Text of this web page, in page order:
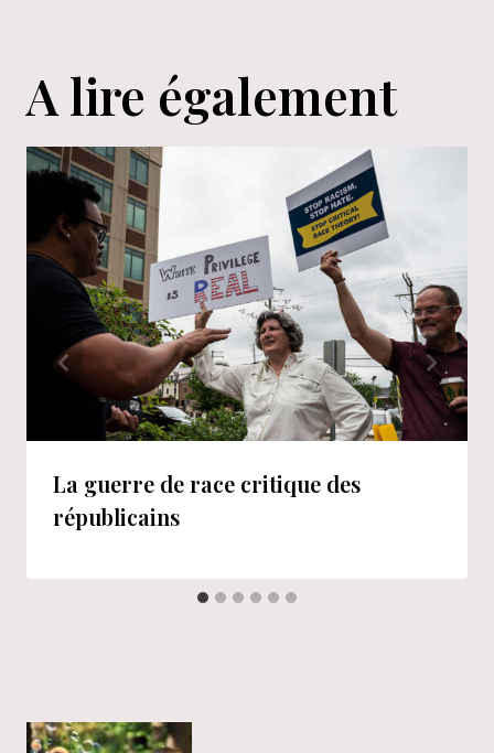
A lire également
La guerre de race critique des
républicains